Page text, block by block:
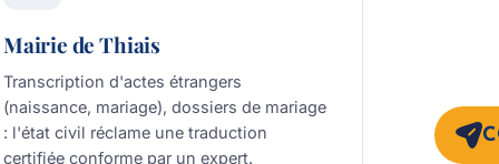
Mairie de Thiais
Transcription d'actes étrangers
(naissance, mariage), dossiers de mariage
: l'état civil réclame une traduction
certifiée conforme par un expert.